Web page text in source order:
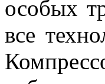
особых
все